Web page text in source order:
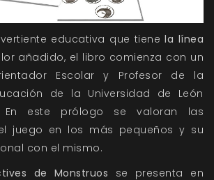
educativa que tiene la línea
añadido, el libro comienza con un
Escolar y Profesor de la
de la Universidad de León
En este prólogo se valoran las
juego en los más pequeños y su
con el mismo.
de Monstruos se presenta en